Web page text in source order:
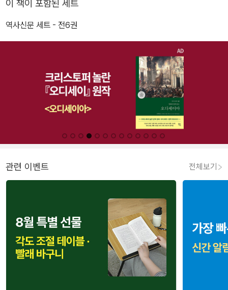
이 책이 포함된 세트
역사신문 세트 - 전6권
관련 이벤트 전체보기